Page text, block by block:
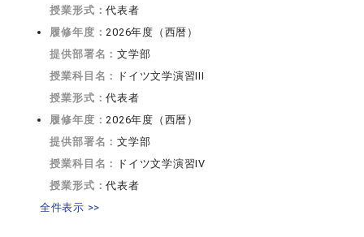
授業形式：代表者
履修年度：2026年度（西暦）
提供部署名：文学部
授業科目名：
ドイツ文学演習III
授業形式：代表者
履修年度：2026年度（西暦）
提供部署名：文学部
授業科目名：
ドイツ文学演習IV
授業形式：代表者
全件表示 >>